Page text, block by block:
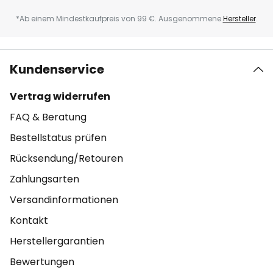
*Ab einem Mindestkaufpreis von 99 €. AusgenommeneHersteller.
Kundenservice
Vertrag widerrufen
FAQ & Beratung
Bestellstatus prüfen
Rücksendung/Retouren
Zahlungsarten
Versandinformationen
Kontakt
Herstellergarantien
Bewertungen